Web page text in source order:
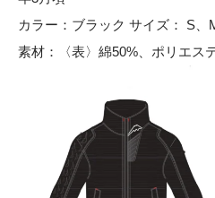
カラー：ブラック サイズ： S、
素材：〈表〉綿50%、ポリエス